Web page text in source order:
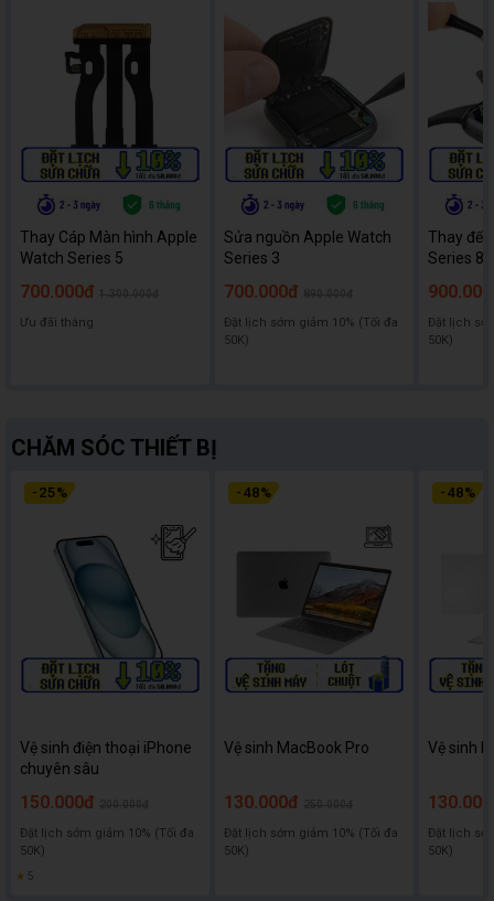
Thay Cáp Màn hình Apple
Watch Series 5
700.000đ
Ưu đãi tháng
Sửa nguồn Apple Watch
Series 3
700.000đ
Đặt lịch sớm giảm 10% (Tối đa
50K)
Thay đế
Series 8
Đặt lịch
50K)
CHĂM SÓC THIẾT BỊ
- 25%
Vệ sinh điện thoại iPhone
chuyên sâu
150.000đ
Đặt lịch sớm giảm 10% (Tối đa
50K)
★ 5
- 48%
Vệ sinh MacBook Pro
130.000đ
Đặt lịch sớm giảm 10% (Tối đa
50K)
- 48%
Vệ sinh
Đặt lịch
50K)